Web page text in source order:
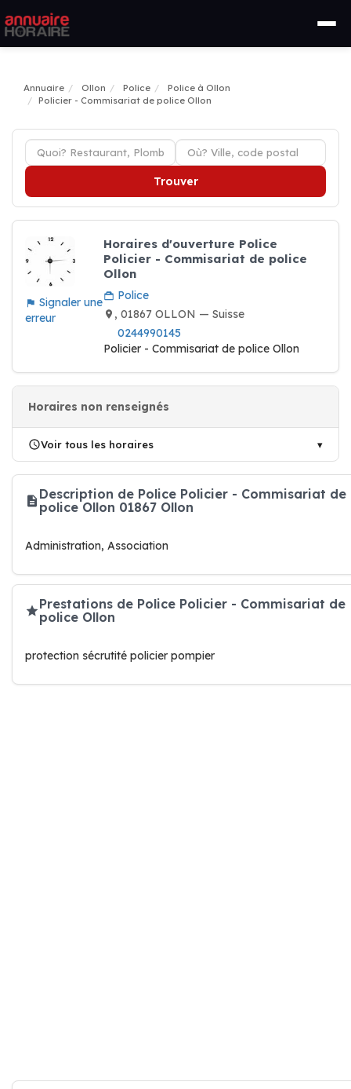
Annuaire Ollon Police
Police à Ollon
Policier - Commisariat de police Ollon
Trouver
Signaler une
erreur
Horaires d'ouverture Police
Policier - Commisariat de police
Ollon
Police
, 01867 OLLON — Suisse
0244990145
Policier - Commisariat de police Ollon
Horaires non renseignés
Voir tous les horaires
Description de Police Policier - Commisariat de
police Ollon 01867 Ollon
Administration, Association
Prestations de Police Policier - Commisariat de
police Ollon
protection sécrutité policier pompier